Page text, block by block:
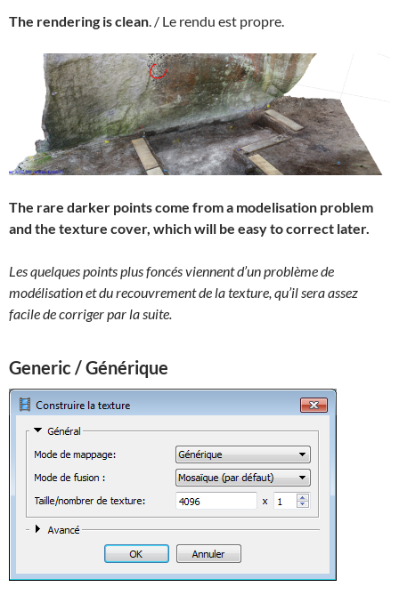
The rendering is clean . / Le rendu est propre.
The rare darker points come from a modelisation problem
and the texture cover, which will be easy to correct later.
Les quelques points plus foncés viennent d’un problème de
modélisation et du recouvrement de la texture, qu’il sera assez
facile de corriger par la suite.
Generic / Générique